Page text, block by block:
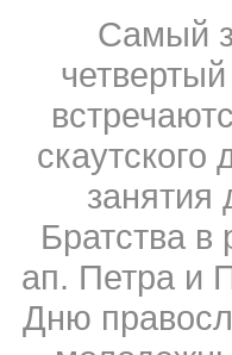
Самый
занятия
Братства
ап. Петра и
Дню